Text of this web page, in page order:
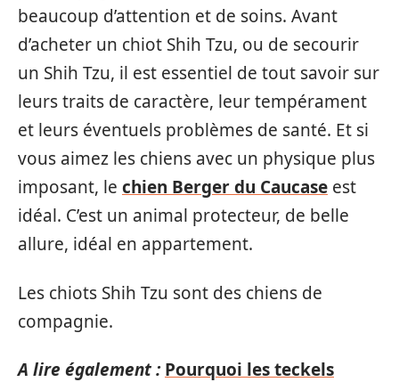
beaucoup d’attention et de soins. Avant
d’acheter un chiot Shih Tzu, ou de secourir
un Shih Tzu, il est essentiel de tout savoir sur
leurs traits de caractère, leur tempérament
et leurs éventuels problèmes de santé. Et si
vous aimez les chiens avec un physique plus
imposant, le chien Berger du Caucase est
idéal. C’est un animal protecteur, de belle
allure, idéal en appartement.
Les chiots Shih Tzu sont des chiens de
compagnie.
A lire également : Pourquoi les teckels